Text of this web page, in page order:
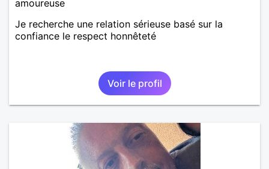
amoureuse
Je recherche une relation sérieuse basé sur la
confiance le respect honnêteté
Voir le profil